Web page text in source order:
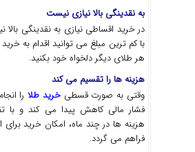
به نقدینگی بالا نیازی نیست
در خرید اقساطی نیازی به نقدینگی
با کم ترین مبلغ می توانید اقدام به
هر طلای دیگر دلخواه خود بکنید.
هزینه ها را تقسیم می کند
وقتی به صورت قسطیخرید طلارا
فشار مالی کاهش پیدا می کند و با
هزینه ها در چند ماه، امکان خرید برای
فراهم می گردد.